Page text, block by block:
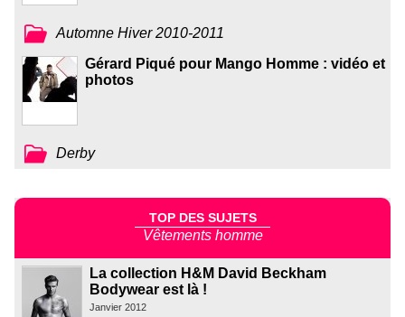
Automne Hiver 2010-2011
Gérard Piqué pour Mango Homme : vidéo et
photos
Derby
TOP DES SUJETS
Vêtements homme
La collection H&M David Beckham
Bodywear est là !
Janvier 2012